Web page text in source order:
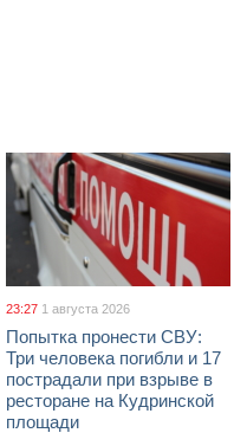
23:27 1 августа 2026
Попытка пронести СВУ:
Три человека погибли и 17
пострадали при взрыве в
ресторане на Кудринской
площади